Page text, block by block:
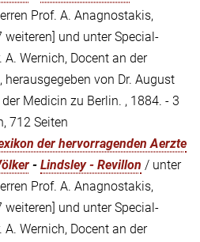
Prof. A. Anagnostakis,
weiteren] und unter Special-
A. Wernich, Docent an der
herausgegeben von Dr. August
Medicin zu Berlin. , 1884. - 3
712 Seiten
der hervorragenden Aerzte
- Lindsley - Revillon / unter
Prof. A. Anagnostakis,
weiteren] und unter Special-
A. Wernich, Docent an der